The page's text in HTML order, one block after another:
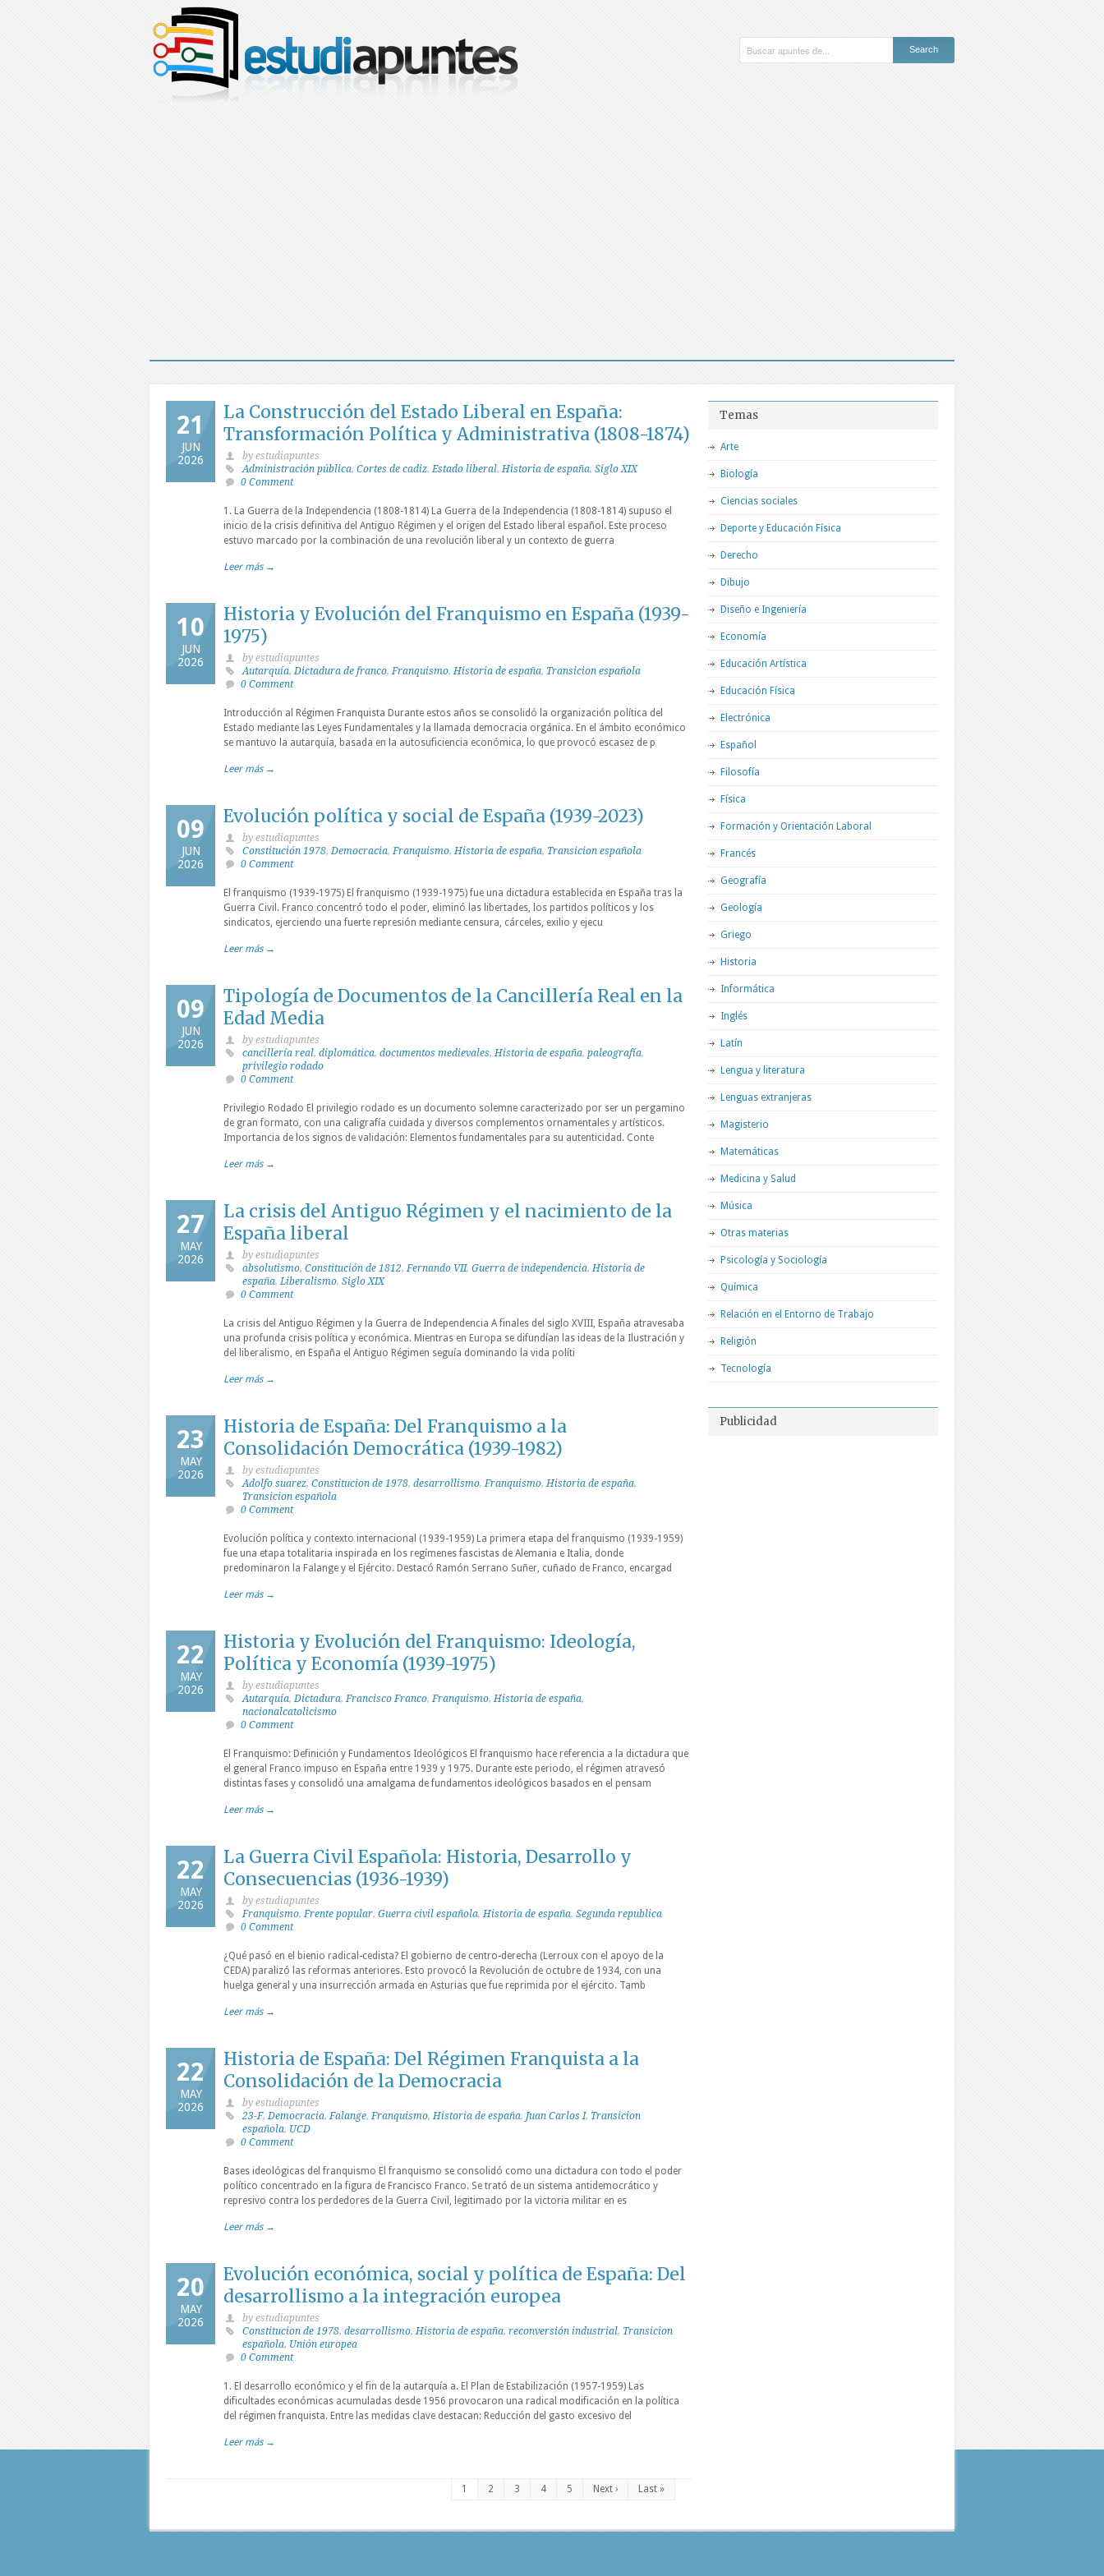
21
JUN
2026
La Construcción del Estado Liberal en España:
Transformación Política y Administrativa (1808-1874)
by estudiapuntes
Administración pública, Cortes de cadiz,Estado liberal,Historia de españa, Siglo XIX
0 Comment
1. La Guerra de la Independencia (1808-1814) La Guerra de la Independencia (1808-1814) supuso el
inicio de la crisis definitiva del Antiguo Régimen y el origen del Estado liberal español. Este proceso
estuvo marcado por la combinación de una revolución liberal y un contexto de guerra
Leer más →
10
JUN
2026
Historia y Evolución del Franquismo en España (1939-
1975)
by estudiapuntes
Autarquía,Dictadura de franco,Franquismo,Historia de españa, Transicion española
0 Comment
Introducción al Régimen Franquista Durante estos años se consolidó la organización política del
Estado mediante las Leyes Fundamentales y la llamada democracia orgánica. En el ámbito económico
se mantuvo la autarquía, basada en la autosuficiencia económica, lo que provocó escasez de p
Leer más →
09
JUN
2026
Evolución política y social de España (1939-2023)
by estudiapuntes
Constitución 1978,Democracia,Franquismo,Historia de españa, Transicion española
0 Comment
El franquismo (1939-1975) El franquismo (1939-1975) fue una dictadura establecida en España tras la
Guerra Civil. Franco concentró todo el poder, eliminó las libertades, los partidos políticos y los
sindicatos, ejerciendo una fuerte represión mediante censura, cárceles, exilio y ejecu
Leer más →
09
JUN
2026
Tipología de Documentos de la Cancillería Real en la
Edad Media
by estudiapuntes
cancillería real, diplomática, documentos medievales,Historia de españa, paleografía,
privilegio rodado
0 Comment
Privilegio Rodado El privilegio rodado es un documento solemne caracterizado por ser un pergamino
de gran formato, con una caligrafía cuidada y diversos complementos ornamentales y artísticos.
Importancia de los signos de validación: Elementos fundamentales para su autenticidad. Conte
Leer más →
27
MAY
2026
La crisis del Antiguo Régimen y el nacimiento de la
España liberal
by estudiapuntes
absolutismo, Constitución de 1812,Fernando VII, Guerra de independencia,Historia de
españa,Liberalismo, Siglo XIX
0 Comment
La crisis del Antiguo Régimen y la Guerra de Independencia A finales del siglo XVIII, España atravesaba
una profunda crisis política y económica. Mientras en Europa se difundían las ideas de la Ilustración y
del liberalismo, en España el Antiguo Régimen seguía dominando la vida políti
Leer más →
23
MAY
2026
Historia de España: Del Franquismo a la
Consolidación Democrática (1939-1982)
by estudiapuntes
Adolfo suarez, Constitucion de 1978, desarrollismo,Franquismo,Historia de españa,
Transicion española
0 Comment
Evolución política y contexto internacional (1939-1959) La primera etapa del franquismo (1939-1959)
fue una etapa totalitaria inspirada en los regímenes fascistas de Alemania e Italia, donde
predominaron la Falange y el Ejército. Destacó Ramón Serrano Suñer, cuñado de Franco, encargad
Leer más →
22
MAY
2026
Historia y Evolución del Franquismo: Ideología,
Política y Economía (1939-1975)
by estudiapuntes
Autarquía,Dictadura,Francisco Franco,Franquismo,Historia de españa,
nacionalcatolicismo
0 Comment
El Franquismo: Definición y Fundamentos Ideológicos El franquismo hace referencia a la dictadura que
el general Franco impuso en España entre 1939 y 1975. Durante este periodo, el régimen atravesó
distintas fases y consolidó una amalgama de fundamentos ideológicos basados en el pensam
Leer más →
22
MAY
2026
La Guerra Civil Española: Historia, Desarrollo y
Consecuencias (1936-1939)
by estudiapuntes
Franquismo,Frente popular, Guerra civil española,Historia de españa, Segunda republica
0 Comment
¿Qué pasó en el bienio radical-cedista? El gobierno de centro-derecha (Lerroux con el apoyo de la
CEDA) paralizó las reformas anteriores. Esto provocó la Revolución de octubre de 1934, con una
huelga general y una insurrección armada en Asturias que fue reprimida por el ejército. Tamb
Leer más →
22
MAY
2026
Historia de España: Del Régimen Franquista a la
Consolidación de la Democracia
by estudiapuntes
23-F,Democracia,Falange,Franquismo,Historia de españa, Juan Carlos I, Transicion
española, UCD
0 Comment
Bases ideológicas del franquismo El franquismo se consolidó como una dictadura con todo el poder
político concentrado en la figura de Francisco Franco. Se trató de un sistema antidemocrático y
represivo contra los perdedores de la Guerra Civil, legitimado por la victoria militar en es
Leer más →
20
MAY
2026
Evolución económica, social y política de España: Del
desarrollismo a la integración europea
by estudiapuntes
Constitucion de 1978, desarrollismo,Historia de españa, reconversión industrial, Transicion
española, Unión europea
0 Comment
1. El desarrollo económico y el fin de la autarquía a. El Plan de Estabilización (1957-1959) Las
dificultades económicas acumuladas desde 1956 provocaron una radical modificación en la política
del régimen franquista. Entre las medidas clave destacan: Reducción del gasto excesivo del
Leer más →
1 2 3 4 5 Next › Last »
Temas
Arte
Biología
Ciencias sociales
Deporte y Educación Física
Derecho
Dibujo
Diseño e Ingeniería
Economía
Educación Artística
Educación Física
Electrónica
Español
Filosofía
Física
Formación y Orientación Laboral
Francés
Geografía
Geología
Griego
Historia
Informática
Inglés
Latín
Lengua y literatura
Lenguas extranjeras
Magisterio
Matemáticas
Medicina y Salud
Música
Otras materias
Psicología y Sociología
Química
Relación en el Entorno de Trabajo
Religión
Tecnología
Publicidad